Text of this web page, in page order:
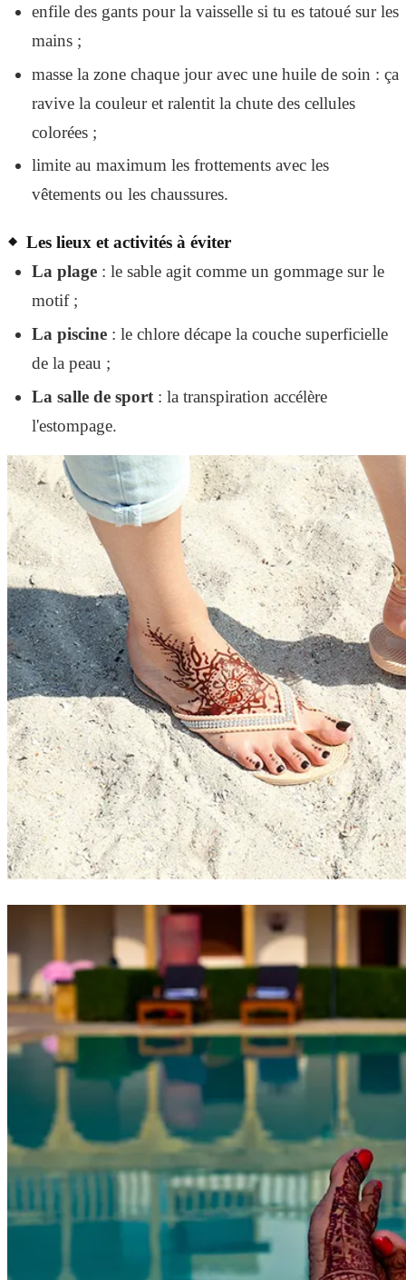
enfile des gants pour la vaisselle si tu es tatoué sur les
mains ;
masse la zone chaque jour avec une huile de soin : ça
ravive la couleur et ralentit la chute des cellules
colorées ;
limite au maximum les frottements avec les
vêtements ou les chaussures.
Les lieux et activités à éviter
La plage: le sable agit comme un gommage sur le
motif ;
La piscine: le chlore décape la couche superficielle
de la peau ;
La salle de sport: la transpiration accélère
l'estompage.